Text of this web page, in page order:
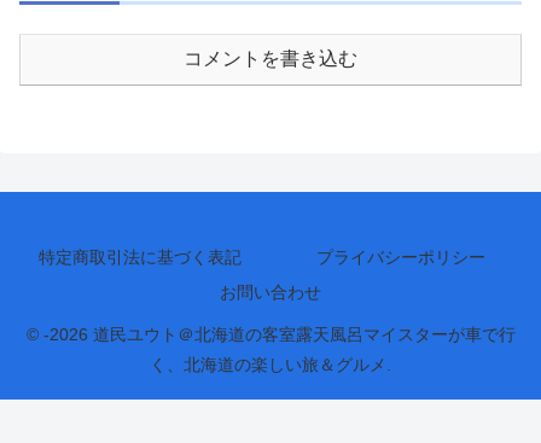
コメントを書き込む
特定商取引法に基づく表記
プライバシーポリシー
お問い合わせ
© -2026 道民ユウト＠北海道の客室露天風呂マイスターが車で行
く、北海道の楽しい旅＆グルメ.